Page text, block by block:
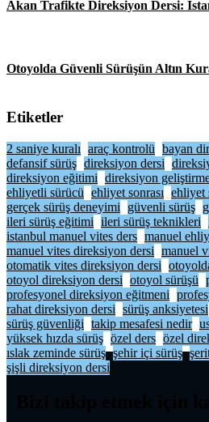
Akan Trafikte Direksiyon Dersi:
Otoyolda Güvenli Sürüşün Altın
Etiketler
2 saniye kuralı araç kontrolü bayan
defansif sürüş direksiyon dersi
direksiyon eğitimi direksiyon
ehliyetli sürücü ehliyet sonrası ehliyet
gerçek sürüş deneyimi
güvenli sürüş
ileri sürüş eğitimi ileri sürüş teknikleri
istanbul manuel vites ders manuel
manuel vites direksiyon dersi manuel
otomatik vites direksiyon dersi
otoyol direksiyon dersi otoyol sürüşü
profesyonel direksiyon eğitmeni
rahat direksiyon dersi sürüş anksiyetesi
sürüş güvenliği takip mesafesi nedir
yüksek hızda sürüş özel ders özel
ıslak zeminde sürüş şehir içi sürüş
şişli direksiyon dersi